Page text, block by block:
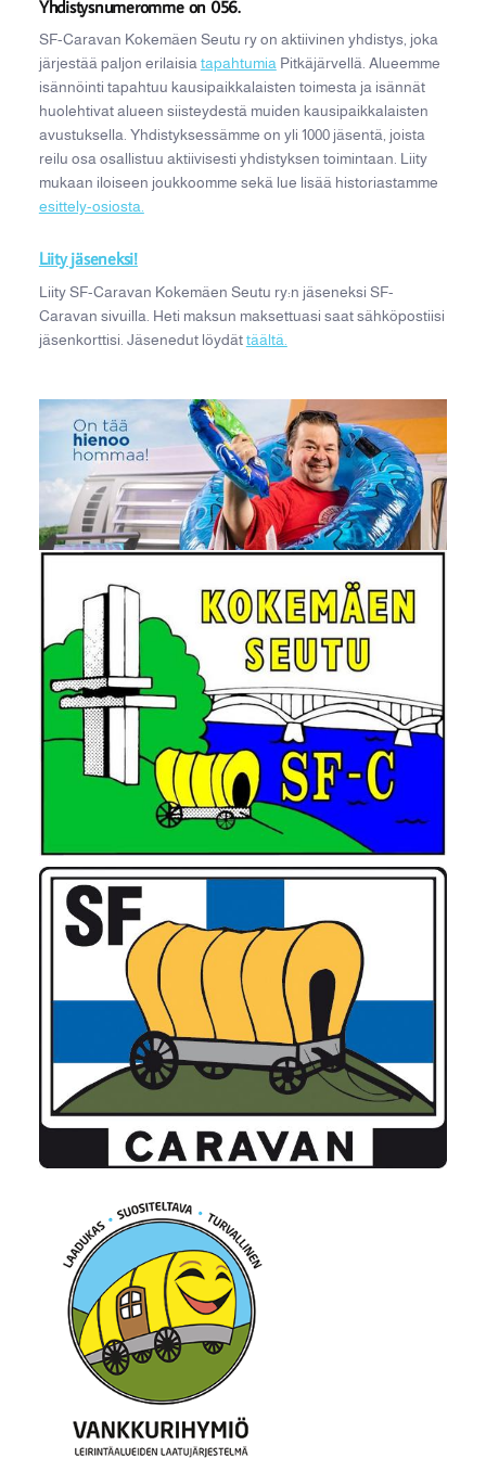
Yhdistysnumeromme on 056.
SF-Caravan Kokemäen Seutu ry on aktiivinen yhdistys, joka
järjestää paljon erilaisiatapahtumiaPitkäjärvellä. Alueemme
isännöinti tapahtuu kausipaikkalaisten toimesta ja isännät
huolehtivat alueen siisteydestä muiden kausipaikkalaisten
avustuksella. Yhdistyksessämme on yli 1000 jäsentä, joista
reilu osa osallistuu aktiivisesti yhdistyksen toimintaan. Liity
mukaan iloiseen joukkoomme sekä lue lisää historiastamme
esittely-osiosta.
Liity jäseneksi!
Liity SF-Caravan Kokemäen Seutu ry:n jäseneksi SF-
Caravan sivuilla. Heti maksun maksettuasi saat sähköpostiisi
jäsenkorttisi. Jäsenedut löydättäältä.